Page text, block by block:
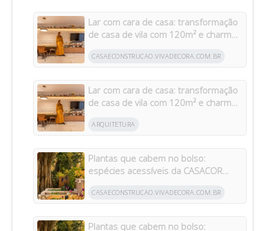
Lar com cara de casa: transformação
de casa de vila com 120m² e charme
CASAECONSTRUCAO.VIVADECORA.COM.BR
Lar com cara de casa: transformação
de casa de vila com 120m² e charme
ARQUITETURA
Plantas que cabem no bolso:
espécies acessíveis da CASACOR
CASAECONSTRUCAO.VIVADECORA.COM.BR
Plantas que cabem no bolso: